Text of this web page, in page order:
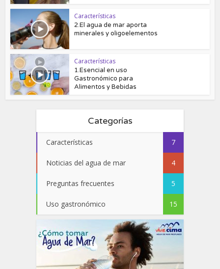
Características
2.El agua de mar aporta
minerales y oligoelementos
Características
1.Esencial en uso
Gastronómico para
Alimentos y Bebidas
Categorías
Características 7
Noticias del agua de mar 4
Preguntas frecuentes 5
Uso gastronómico 15